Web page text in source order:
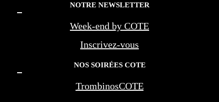
NOTRE NEWSLETTER
Week-end by COTE
Inscrivez-vous
NOS SOIRÉES COTE
TrombinosCOTE